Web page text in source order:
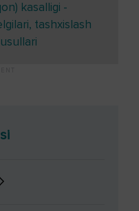
kasalligi -
tashxislash